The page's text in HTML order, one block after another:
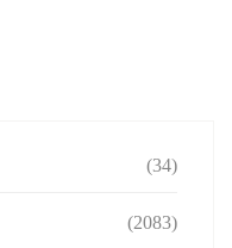
(34)
(2083)